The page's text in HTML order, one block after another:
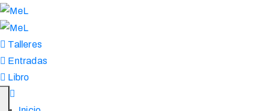
Talleres
Entradas
Libro